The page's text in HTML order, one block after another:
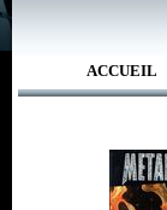
ACCUEIL